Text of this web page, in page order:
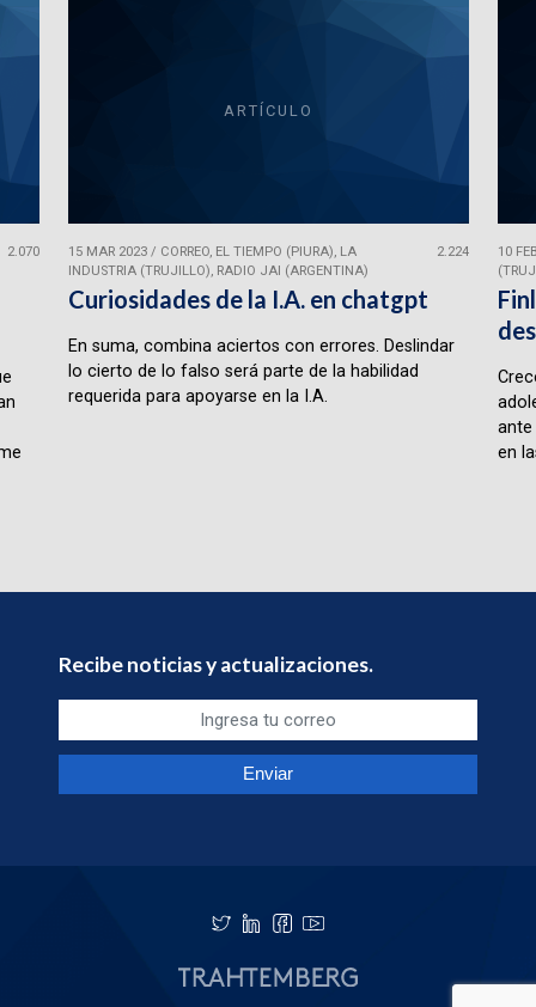
2.070
ARTÍCULO
15 MAR 2023/ CORREO, EL TIEMPO (PIURA), LA
INDUSTRIA (TRUJILLO), RADIO JAI (ARGENTINA)
2.224
Curiosidades de la I.A. en chatgpt
En suma, combina aciertos con errores. Deslindar
lo cierto de lo falso será parte de la habilidad
requerida para apoyarse en la I.A.
10
en
Recibe noticias y actualizaciones.